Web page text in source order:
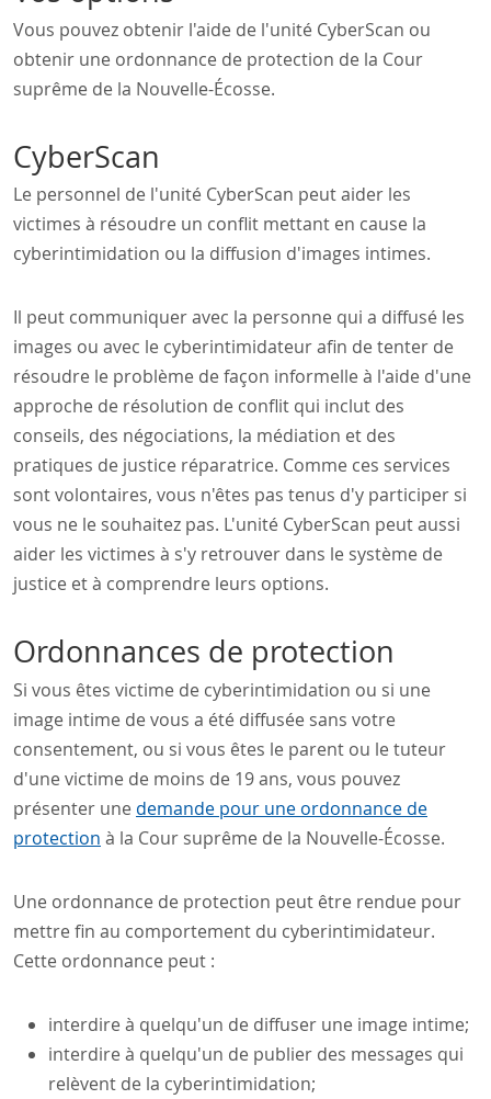
Vous pouvez obtenir l'aide de l'unité CyberScan ou
obtenir une ordonnance de protection de la Cour
suprême de la Nouvelle-Écosse.
CyberScan
Le personnel de l'unité CyberScan peut aider les
victimes à résoudre un conflit mettant en cause la
cyberintimidation ou la diffusion d'images intimes.
Il peut communiquer avec la personne qui a diffusé les
images ou avec le cyberintimidateur afin de tenter de
résoudre le problème de façon informelle à l'aide d'une
approche de résolution de conflit qui inclut des
conseils, des négociations, la médiation et des
pratiques de justice réparatrice. Comme ces services
sont volontaires, vous n'êtes pas tenus d'y participer si
vous ne le souhaitez pas. L'unité CyberScan peut aussi
aider les victimes à s'y retrouver dans le système de
justice et à comprendre leurs options.
Ordonnances de protection
Si vous êtes victime de cyberintimidation ou si une
image intime de vous a été diffusée sans votre
consentement, ou si vous êtes le parent ou le tuteur
d'une victime de moins de 19 ans, vous pouvez
présenter une demande pour une ordonnance de
protection à la Cour suprême de la Nouvelle-Écosse.
Une ordonnance de protection peut être rendue pour
mettre fin au comportement du cyberintimidateur.
Cette ordonnance peut :
interdire à quelqu'un de diffuser une image intime;
interdire à quelqu'un de publier des messages qui
relèvent de la cyberintimidation;